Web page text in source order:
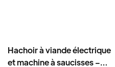
Hachoir à viande électrique
et machine à saucisses –